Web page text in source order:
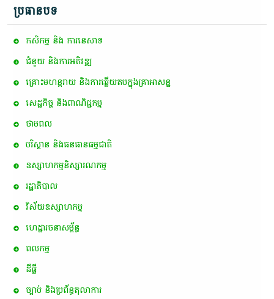
ប្រធានបទ
កសិកម្ម​ និង​ ការ​នេ​សាទ​
ជំនួយ និងការអភិវឌ្ឍ
គ្រោះមហន្តរាយ និងការឆ្លើយតបក្នុងគ្រាអាសន្ន
សេដ្ឋកិច្ច និងពាណិជ្ជកម្ម
ថាមពល
បរិស្ថាន និងធនធានធម្មជាតិ
ឧស្សាហកម្មនិស្សារណកម្ម
រដ្ឋាភិបាល
វិស័យឧស្សាហកម្ម
ហេដ្ឋារចនាសម្ព័ន្ធ
ពល​កម្ម
ដីធ្លី
ច្បាប់ និងប្រព័ន្ធតុលាការ